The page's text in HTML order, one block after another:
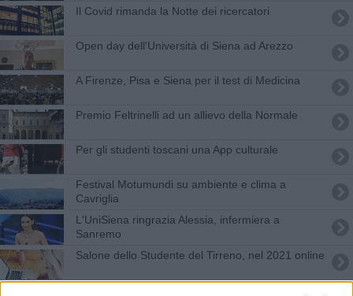
Il Covid rimanda la Notte dei ricercatori
Open day dell'Università di Siena ad Arezzo
A Firenze, Pisa e Siena per il test di Medicina
Premio Feltrinelli ad un allievo della Normale
​Per gli studenti toscani una App culturale
Festival Motumundi su ambiente e clima a
Cavriglia
L'UniSiena ringrazia Alessia, infermiera a
Sanremo
Salone dello Studente del Tirreno, nel 2021 online